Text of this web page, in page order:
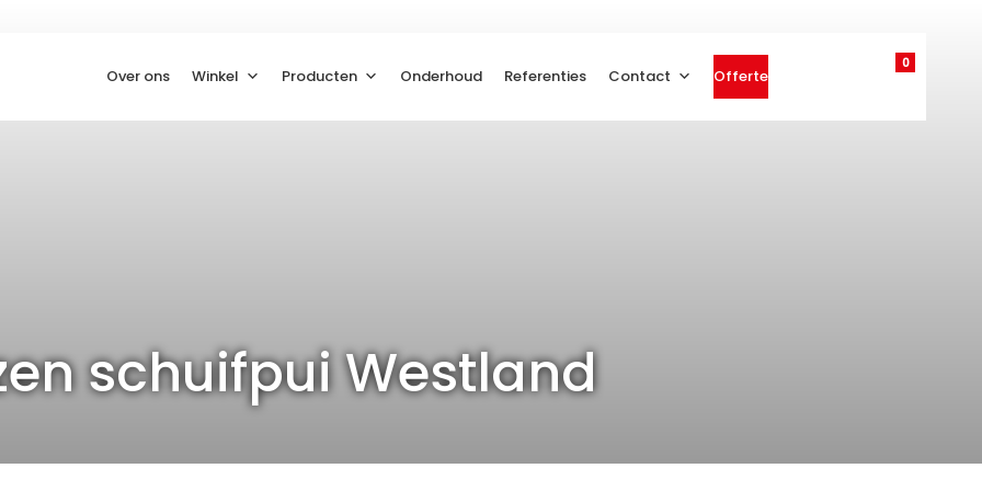
Over ons Winkel Producten Onderhoud Referenties Contact Offerte
0
schuifpui Westland